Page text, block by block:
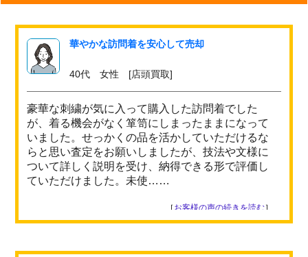
華やかな訪問着を安心して売却
40代 女性 [店頭買取]
豪華な刺繍が気に入って購入した訪問着でした
が、着る機会がなく箪笥にしまったままになって
いました。せっかくの品を活かしていただけるな
らと思い査定をお願いしましたが、技法や文様に
ついて詳しく説明を受け、納得できる形で評価し
ていただけました。未使……
［ お客様の声の続きを読む］